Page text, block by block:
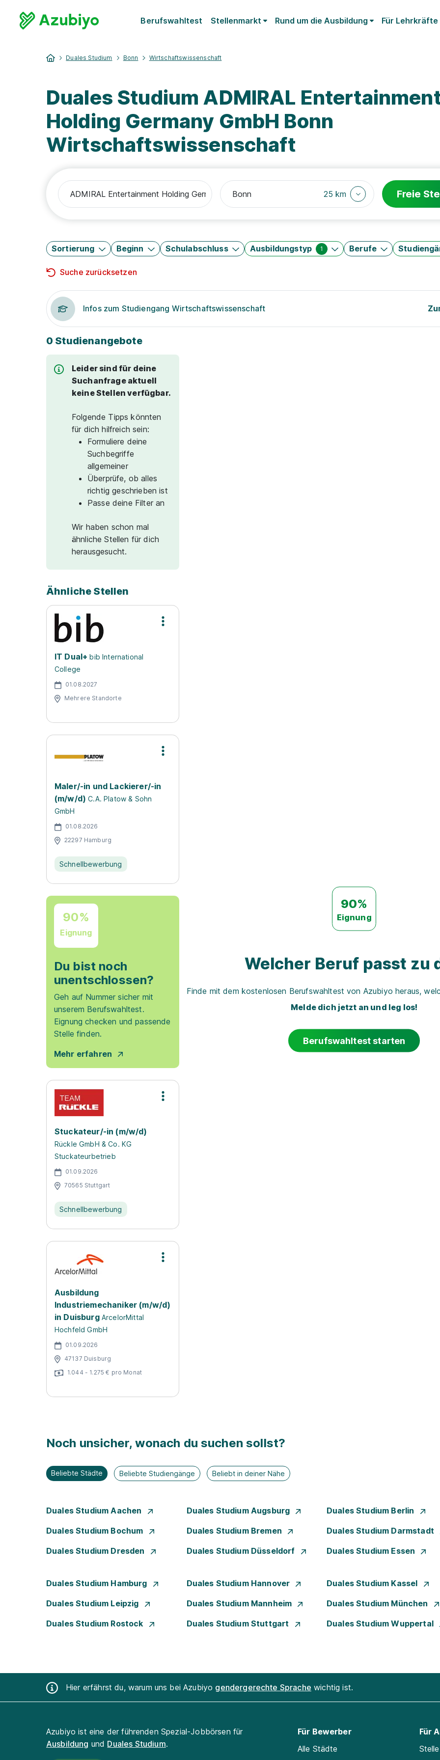
Berufswahltest Stellenmarkt Rund um die Ausbildung Für Lehrkräfte
Duales Studium Bonn Wirtschaftswissenschaft
Duales Studium ADMIRAL
Holding Germany GmbH Bonn
Wirtschaftswissenschaft
25 km Freie
Sortierung Beginn Schulabschluss Ausbildungstyp 1 Berufe
Suche zurücksetzen
Infos zum Studiengang Wirtschaftswissenschaft
0 Studienangebote
Leider sind für deine
Suchanfrage aktuell
keine Stellen verfügbar.
Folgende Tipps könnten
für dich hilfreich sein:
Formuliere deine
Suchbegriffe
allgemeiner
Überprüfe, ob alles
richtig geschrieben ist
Passe deine Filter an
Wir haben schon mal
ähnliche Stellen für dich
herausgesucht.
Ähnliche Stellen
IT Dual+ bib International
College
01.08.2027
Mehrere Standorte
Maler/-in und Lackierer/-in
(m/w/d) C.A. Platow & Sohn
GmbH
01.08.2026
22297 Hamburg
Schnellbewerbung
90%
Eignung
Du bist noch
unentschlossen?
Geh auf Nummer sicher mit
unserem Berufswahltest.
Eignung checken und passende
Stelle finden.
Mehr erfahren
Stuckateur/-in (m/w/d)
Rückle GmbH & Co. KG
Stuckateurbetrieb
01.09.2026
70565 Stuttgart
Schnellbewerbung
Ausbildung
Industriemechaniker (m/w/d)
in Duisburg ArcelorMittal
Hochfeld GmbH
01.09.2026
47137 Duisburg
1.044 - 1.275 € pro Monat
90%
Eignung
Welcher Beruf passt zu
Finde mit dem kostenlosen Berufswahltest von Azubiyo heraus,
Melde dich jetzt an und leg los!
Berufswahltest starten
Noch unsicher, wonach du suchen sollst?
Beliebte Städte Beliebte Studiengänge Beliebt in deiner Nähe
Duales Studium Aachen Duales Studium Augsburg Duales Studium Berlin
Duales Studium Bochum Duales Studium Bremen Duales Studium Darmstadt
Duales Studium Dresden Duales Studium Düsseldorf Duales Studium Essen
Duales Studium Hamburg Duales Studium Hannover Duales Studium Kassel
Duales Studium Leipzig Duales Studium Mannheim Duales Studium München
Duales Studium Rostock Duales Studium Stuttgart Duales Studium Wuppertal
Hier erfährst du, warum uns bei Azubiyo gendergerechte Sprache wichtig ist.
Azubiyo ist eine der führenden Spezial-Jobbörsen für
Ausbildung und Duales Studium.
Für Bewerber
Alle Städte
Für